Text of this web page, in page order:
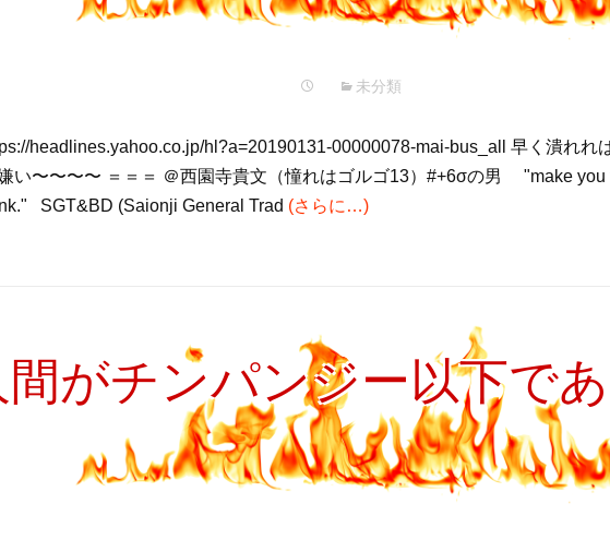
未分類
headlines.yahoo.co.jp/hl?a=20190131-00000078-mai-bus_all 早く潰れれ
い〜〜〜〜 ＝＝＝ ＠西園寺貴文（憧れはゴルゴ13）#+6σの男 "make you
SGT&BD (Saionji General Trad (さらに…)
間がチンパンジー以下で